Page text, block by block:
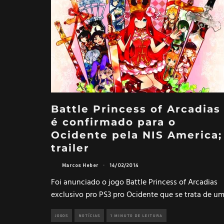
Battle Princess of Arcadias
é confirmado para o
Ocidente pela NIS America;
trailer
Marcos Heber · 14/02/2014
Foi anunciado o jogo Battle Princess of Arcadias
exclusivo pro PS3 pro Ocidente que se trata de um
JOGOS NOTÍCIAS 1 MINUTO DE LEITURA